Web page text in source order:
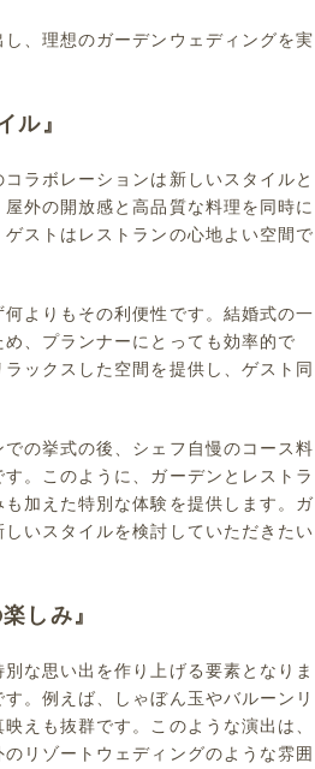
、理想のガーデンウェディングを実
ル』
ラボレーションは新しいスタイルと
外の開放感と高品質な料理を同時に
ストはレストランの心地よい空間で
よりもその利便性です。結婚式の一
、プランナーにとっても効率的で
ックスした空間を提供し、ゲスト同
の挙式の後、シェフ自慢のコース料
。このように、ガーデンとレストラ
加えた特別な体験を提供します。ガ
いスタイルを検討していただきたい
しみ』
な思い出を作り上げる要素となりま
。例えば、しゃぼん玉やバルーンリ
えも抜群です。このような演出は、
リゾートウェディングのような雰囲